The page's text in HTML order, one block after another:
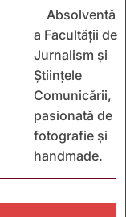
Absolventă
a Facultății de
Jurnalism și
Științele
Comunicării,
pasionată de
fotografie și
handmade.